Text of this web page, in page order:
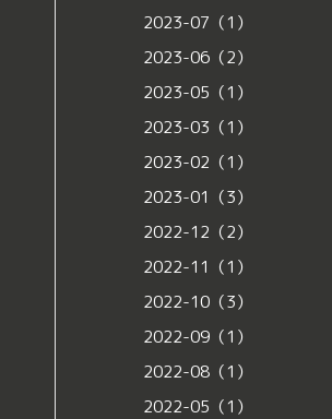
2023-07（1）
2023-06（2）
2023-05（1）
2023-03（1）
2023-02（1）
2023-01（3）
2022-12（2）
2022-11（1）
2022-10（3）
2022-09（1）
2022-08（1）
2022-05（1）